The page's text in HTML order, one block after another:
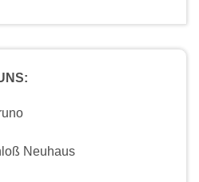
Neuhaus